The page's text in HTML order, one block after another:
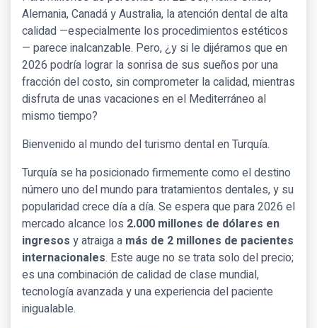
Alemania, Canadá y Australia, la atención dental de alta
calidad —especialmente los procedimientos estéticos
— parece inalcanzable. Pero, ¿y si le dijéramos que en
2026 podría lograr la sonrisa de sus sueños por una
fracción del costo, sin comprometer la calidad, mientras
disfruta de unas vacaciones en el Mediterráneo al
mismo tiempo?
Bienvenido al mundo del turismo dental en Turquía.
Turquía se ha posicionado firmemente como el destino
número uno del mundo para tratamientos dentales, y su
popularidad crece día a día. Se espera que para 2026 el
mercado alcance los 2.000 millones de dólares en
ingresos y atraiga a más de 2 millones de pacientes
internacionales. Este auge no se trata solo del precio;
es una combinación de calidad de clase mundial,
tecnología avanzada y una experiencia del paciente
inigualable.